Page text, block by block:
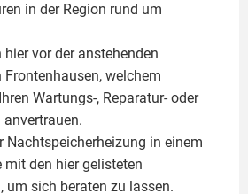
in der Region rund um
vor der anstehenden
welchem
Wartungs-, Reparatur- oder
Nachtspeicherheizung in einem
mit den hier gelisteten
um sich beraten zu lassen.